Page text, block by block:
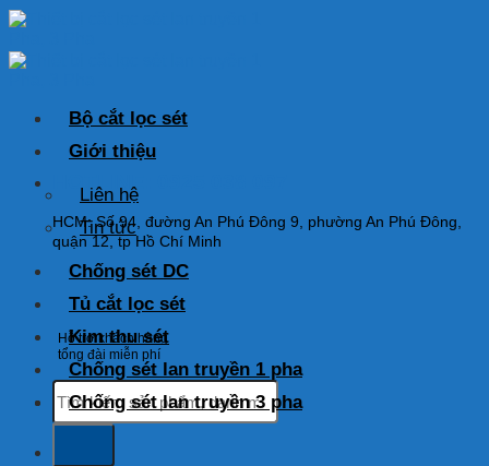
Skip
content
HOTLINE: 0925 038 097
HCM: Số 94, đường An Phú Đông 9, phường An Phú Đông,
quận 12, tp Hồ Chí Minh
Hỗ trợ khách hàng
tổng đài miễn phí
Tìm
kiếm:
Bộ cắt lọc sét
Giới thiệu
Liên hệ
Tin tức
Chống sét DC
Tủ cắt lọc sét
Kim thu sét
Chống sét lan truyền 1 pha
Chống sét lan truyền 3 pha